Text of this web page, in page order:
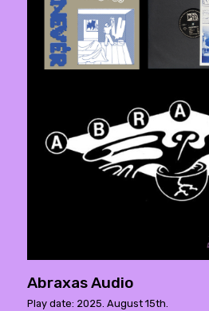
Abraxas Audio
Play date: 2025. August 15th.